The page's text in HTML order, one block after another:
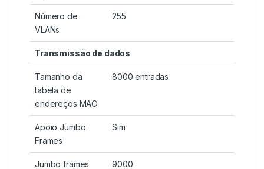
Número de
VLANs
255
Transmissão de dados
Tamanho da
tabela de
endereços MAC
8000 entradas
Apoio Jumbo
Frames
Sim
Jumbo frames 9000